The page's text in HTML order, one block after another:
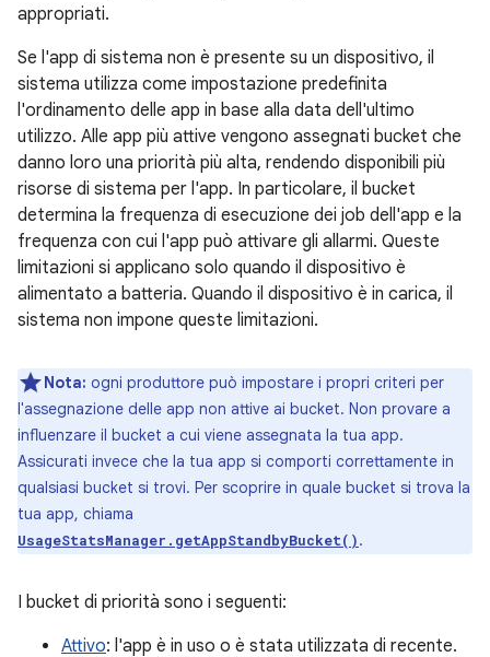
appropriati.
Se l'app di sistema non è presente su un dispositivo, il
sistema utilizza come impostazione predefinita
l'ordinamento delle app in base alla data dell'ultimo
utilizzo. Alle app più attive vengono assegnati bucket che
danno loro una priorità più alta, rendendo disponibili più
risorse di sistema per l'app. In particolare, il bucket
determina la frequenza di esecuzione dei job dell'app e la
frequenza con cui l'app può attivare gli allarmi. Queste
limitazioni si applicano solo quando il dispositivo è
alimentato a batteria. Quando il dispositivo è in carica, il
sistema non impone queste limitazioni.
Nota: ogni produttore può impostare i propri criteri per
l'assegnazione delle app non attive ai bucket. Non provare a
influenzare il bucket a cui viene assegnata la tua app.
Assicurati invece che la tua app si comporti correttamente in
qualsiasi bucket si trovi. Per scoprire in quale bucket si trova la
tua app, chiama
UsageStatsManager.getAppStandbyBucket().
I bucket di priorità sono i seguenti:
Attivo: l'app è in uso o è stata utilizzata di recente.